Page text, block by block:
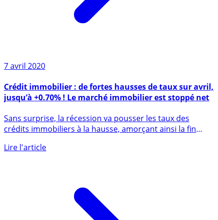
Crédit immobilier : de fortes hausses de taux sur avril,
Sans surprise, la récession va pousser les taux des
crédits immobiliers à la hausse, amorçant ainsi la fin
de (...)